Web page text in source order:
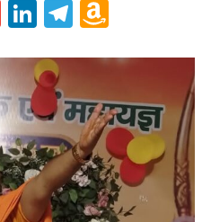
GmailLinkedIn
Telegram
List